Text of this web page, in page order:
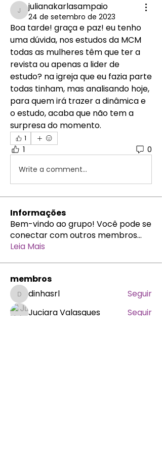
julianakarlasampaio
julianakarlasampaio
24 de setembro de 2023
Boa tarde! graça e paz! eu tenho
uma dúvida, nos estudos da MCM
todas as mulheres têm que ter a
revista ou apenas a lider de
estudo? na igreja que eu fazia parte
todas tinham, mas analisando hoje,
para quem irá trazer a dinâmica e
o estudo, acaba que não tem a
surpresa do momento.
1
1
0
Write a comment...
Informações
Bem-vindo ao grupo! Você pode se
conectar com outros membros...
Leia Mais
membros
dinhasrl
dinhasrl
Seguir
Juciara Valasques
Seguir